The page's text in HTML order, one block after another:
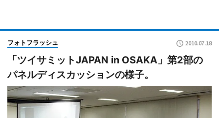
フォトフラッシュ 2010.07.18
「ツイサミットJAPAN in OSAKA」第2部の
パネルディスカッションの様子。